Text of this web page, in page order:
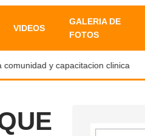
VIDEOS
GALERIA DE
FOTOS
y capacitacion clinica